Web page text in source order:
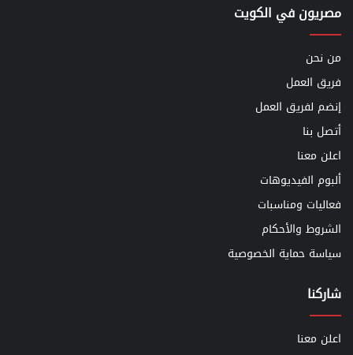
مصريون في الكويت
من نحن
فريق العمل
إنضم لفريق العمل
أتصل بنا
اعلن معنا
ألبوم الفيديوهات
فعاليات ومناسبات
الشروط والأحكام
سياسة حماية الخصوصية
شاركنا
اعلن معنا